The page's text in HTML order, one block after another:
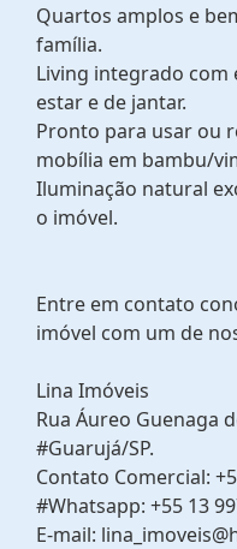
Quartos amplos e
família.
Living integrado com
estar e de jantar.
Pronto para usar ou
mobília em bambu/
Iluminação natural
o imóvel.
Entre em contato
imóvel com um de
Lina Imóveis
Rua Áureo Guenaga
#Guarujá/SP.
Contato Comercial:
#Whatsapp: +55 13
E-mail: